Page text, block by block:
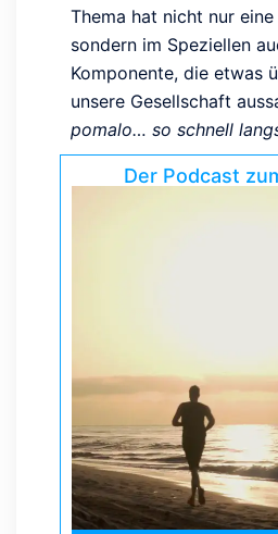
Thema hat nicht nur
sondern im Speziellen
Komponente, die etwas
unsere Gesellschaft
pomalo… so schnell
Der Podcast